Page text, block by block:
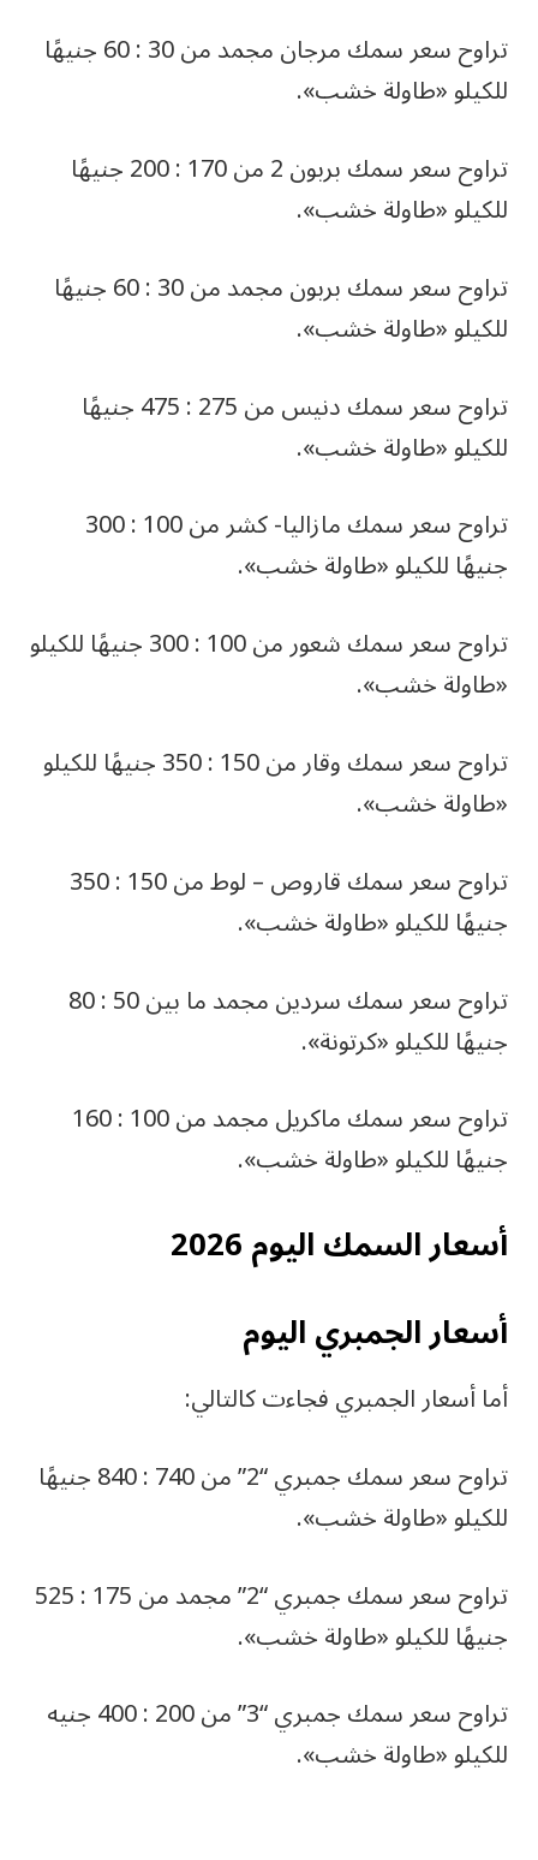
تراوح سعر سمك مرجان مجمد من 30 : 60 جنيهًا
للكيلو «طاولة خشب».
تراوح سعر سمك بربون 2 من 170 : 200 جنيهًا
للكيلو «طاولة خشب».
تراوح سعر سمك بربون مجمد من 30 : 60 جنيهًا
للكيلو «طاولة خشب».
تراوح سعر سمك دنيس من 275 : 475 جنيهًا
للكيلو «طاولة خشب».
تراوح سعر سمك مازاليا- كشر من 100 : 300
جنيهًا للكيلو «طاولة خشب».
تراوح سعر سمك شعور من 100 : 300 جنيهًا للكيلو
«طاولة خشب».
تراوح سعر سمك وقار من 150 : 350 جنيهًا للكيلو
«طاولة خشب».
تراوح سعر سمك قاروص – لوط من 150 : 350
جنيهًا للكيلو «طاولة خشب».
تراوح سعر سمك سردين مجمد ما بين 50 : 80
جنيهًا للكيلو «كرتونة».
تراوح سعر سمك ماكريل مجمد من 100 : 160
جنيهًا للكيلو «طاولة خشب».
أسعار السمك اليوم 2026
أسعار الجمبري اليوم
أما أسعار الجمبري فجاءت كالتالي:
تراوح سعر سمك جمبري “2” من 740 : 840 جنيهًا
للكيلو «طاولة خشب».
تراوح سعر سمك جمبري “2” مجمد من 175 : 525
جنيهًا للكيلو «طاولة خشب».
تراوح سعر سمك جمبري “3” من 200 : 400 جنيه
للكيلو «طاولة خشب».